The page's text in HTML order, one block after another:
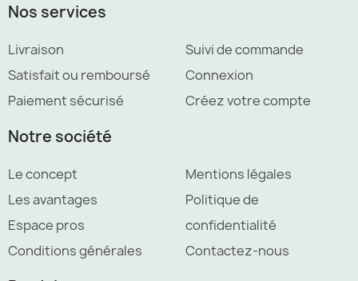
Nos services
Livraison
Satisfait ou remboursé
Paiement sécurisé
Suivi de commande
Connexion
Créez votre compte
Notre société
Le concept
Les avantages
Espace pros
Conditions générales
Mentions légales
Politique de
confidentialité
Contactez-nous